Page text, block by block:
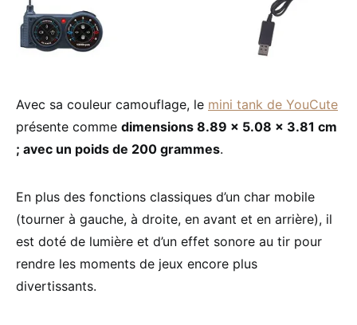
Avec sa couleur camouflage, le mini tank de YouCute
présente comme dimensions 8.89 x 5.08 x 3.81 cm
; avec un poids de 200 grammes.
En plus des fonctions classiques d’un char mobile
(tourner à gauche, à droite, en avant et en arrière), il
est doté de lumière et d’un effet sonore au tir pour
rendre les moments de jeux encore plus
divertissants.